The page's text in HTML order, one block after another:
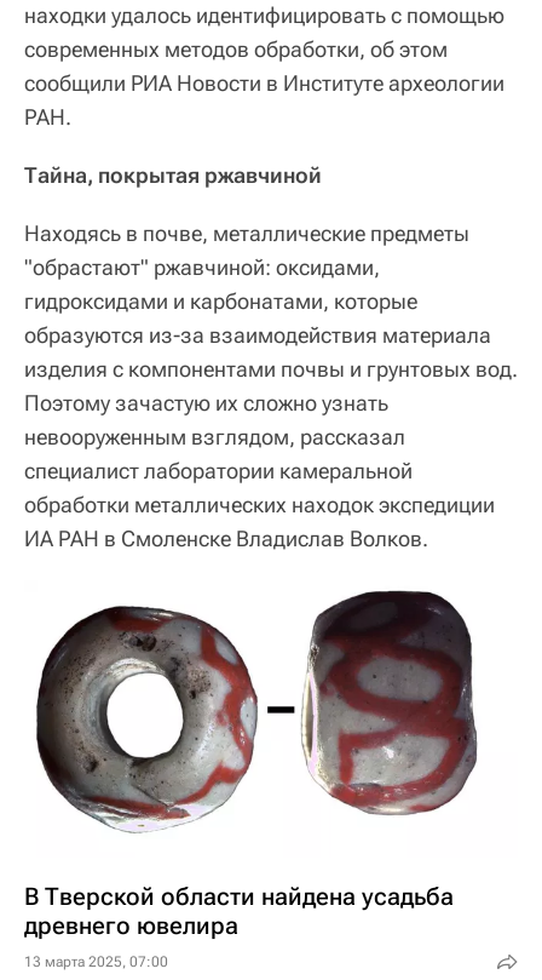
находки удалось идентифицировать с помощью
современных методов обработки, об этом
сообщили РИА Новости в Институте археологии
РАН.
Тайна, покрытая ржавчиной
Находясь в почве, металлические предметы
"обрастают" ржавчиной: оксидами,
гидроксидами и карбонатами, которые
образуются из-за взаимодействия материала
изделия с компонентами почвы и грунтовых вод.
Поэтому зачастую их сложно узнать
невооруженным взглядом, рассказал
специалист лаборатории камеральной
обработки металлических находок экспедиции
ИА РАН в Смоленске Владислав Волков.
В Тверской области найдена усадьба
древнего ювелира
13 марта 2025, 07:00